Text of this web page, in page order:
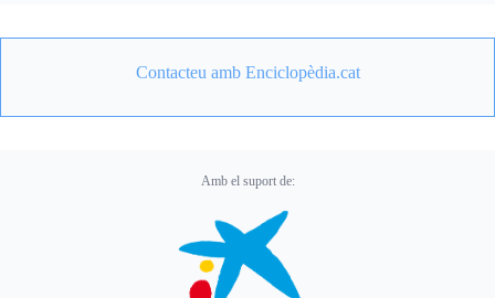
Contacteu amb Enciclopèdia.cat
Amb el suport de: